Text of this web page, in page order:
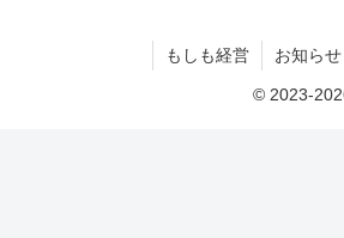
もしも経営 お知らせ
© 2023-